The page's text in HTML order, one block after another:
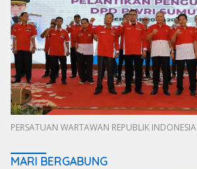
PERSATUAN WARTAWAN REPUBLIK INDONESIA
MARI BERGABUNG